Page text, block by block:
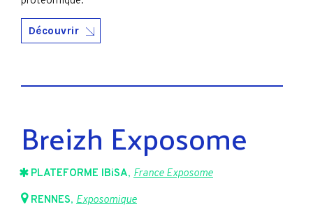
Découvrir
Breizh Exposome
PLATEFORME IBiSA, France Exposome
RENNES, Exposomique